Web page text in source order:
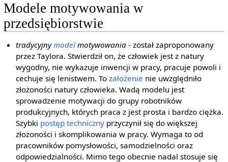
Modele motywowania w
przedsiębiorstwie
tradycyjnymodel motywowania - został zaproponowany
przez Taylora. Stwierdził on, że człowiek jest z natury
wygodny, nie wykazuje inwencji w pracy, pracuje powoli i
cechuje się lenistwem. Tozałożenie nie uwzględniło
złożoności natury człowieka. Wadą modelu jest
sprowadzenie motywacji do grupy robotników
produkcyjnych, których praca z jest prosta i bardzo ciężka.
Szybki postęp techniczny przyczynił się do większej
złożoności i skomplikowania w pracy. Wymaga to od
pracowników pomysłowości, samodzielności oraz
odpowiedzialności. Mimo tego obecnie nadal stosuje się